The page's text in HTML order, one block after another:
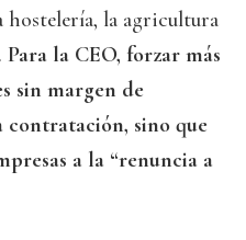
hostelería, la agricultura
Para la CEO, forzar más
sin margen de
sino que
a la “renuncia a